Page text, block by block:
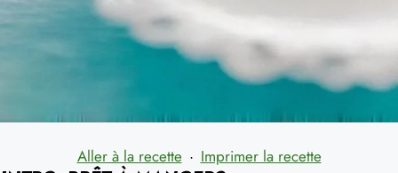
Aller à la recette · Imprimer la recette